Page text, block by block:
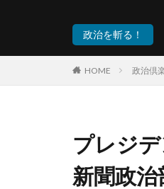
政治を斬る！
HOME 政治倶
プレジ
新聞政治